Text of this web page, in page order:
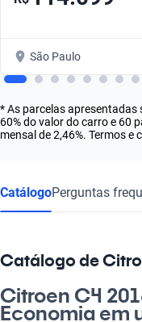
São Paulo
* As parcelas
60% do valor do carro e 60
mensal de 2,46%. Termos e
CatálogoPerguntas
Catálogo de
Citroen C4
Economia em